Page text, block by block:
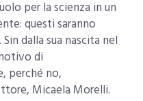
per la scienza in un
questi saranno
dalla sua nascita nel
di
perché no,
Micaela Morelli.